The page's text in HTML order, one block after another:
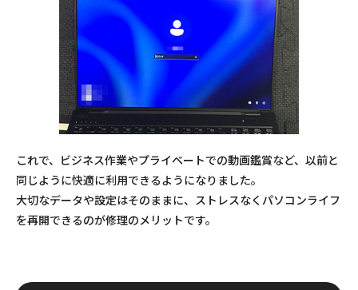
これで、ビジネス作業やプライベートでの動画鑑賞など、以前と
同じように快適に利用できるようになりました。
大切なデータや設定はそのままに、ストレスなくパソコンライフ
を再開できるのが修理のメリットです。